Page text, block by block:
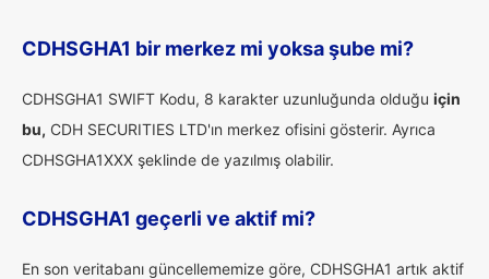
CDHSGHA1 bir merkez mi yoksa şube mi?
CDHSGHA1 SWIFT Kodu, 8 karakter uzunluğunda olduğu için
bu, CDH SECURITIES LTD'ın merkez ofisini gösterir. Ayrıca
CDHSGHA1XXX şeklinde de yazılmış olabilir.
CDHSGHA1 geçerli ve aktif mi?
En son veritabanı güncellememize göre, CDHSGHA1 artık aktif